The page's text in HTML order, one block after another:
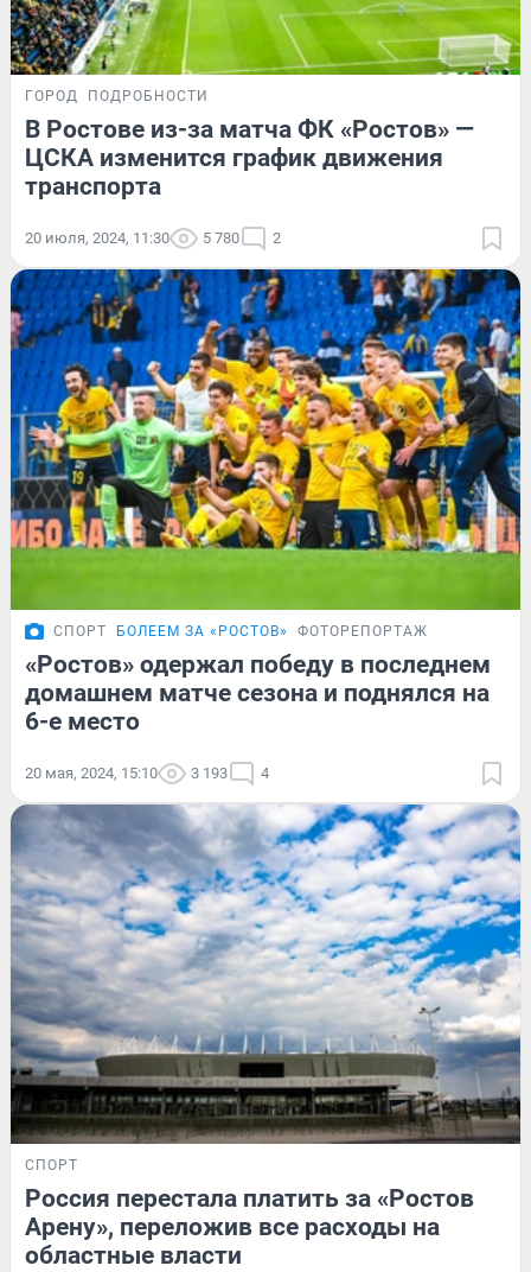
ГОРОД ПОДРОБНОСТИ
В Ростове из-за матча ФК «Ростов» —
ЦСКА изменится график движения
транспорта
20 июля, 2024, 11:30 5 780 2
СПОРТ БОЛЕЕМ ЗА «РОСТОВ» ФОТОРЕПОРТАЖ
«Ростов» одержал победу в последнем
домашнем матче сезона и поднялся на
6-е место
20 мая, 2024, 15:10 3 193 4
СПОРТ
Россия перестала платить за «Ростов
Арену», переложив все расходы на
областные власти